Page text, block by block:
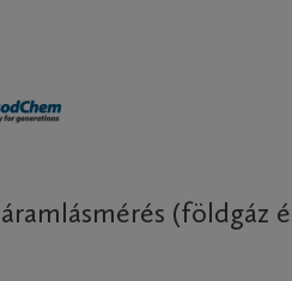
(földgáz